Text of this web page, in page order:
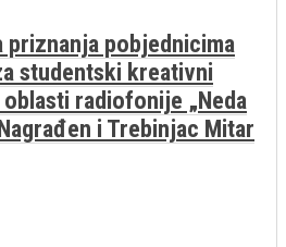
priznanja pobjednicima
studentski kreativni
radiofonije „Neda
i Trebinjac Mitar